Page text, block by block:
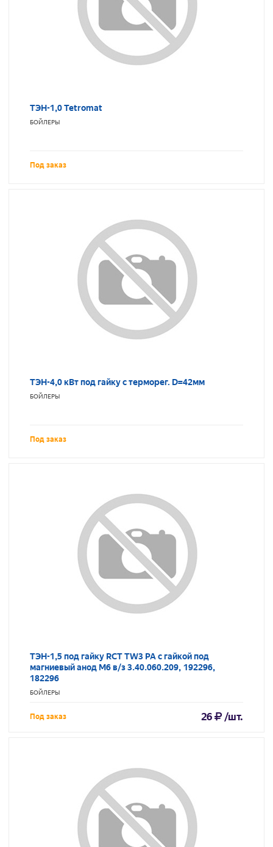
ТЭН-1,0 Tetromat
БОЙЛЕРЫ
Под заказ
ТЭН-4,0 кВт под гайку с терморег. D=42мм
БОЙЛЕРЫ
Под заказ
ТЭН-1,5 под гайку RCT TW3 PA с гайкой под
магниевый анод M6 в/з 3.40.060.209, 192296,
182296
БОЙЛЕРЫ
Под заказ 26 /шт.